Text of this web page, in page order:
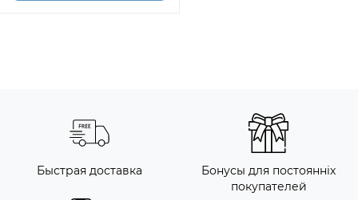
Быстрая доставка
Бонусы для постоянніх
покупателей